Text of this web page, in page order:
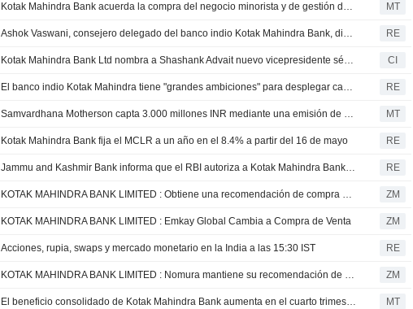
Kotak Mahindra Bank acuerda la compra del negocio minorista y de gestión de patrimonios de Deutsche Bank en la India MT
Ashok Vaswani, consejero delegado del banco indio Kotak Mahindra Bank, dimitirá por motivos personales RE
Kotak Mahindra Bank Ltd nombra a Shashank Advait nuevo vicepresidente sénior CI
El banco indio Kotak Mahindra tiene "grandes ambiciones" para desplegar capital y crecer, según su consejero delegado RE
Samvardhana Motherson capta 3.000 millones INR mediante una emisión de pagarés de empresa suscrita por Kotak Mahindra Bank MT
Kotak Mahindra Bank fija el MCLR a un año en el 8.4% a partir del 16 de mayo RE
Jammu and Kashmir Bank informa que el RBI autoriza a Kotak Mahindra Bank a adquirir una participación agregada de hasta el 9.99% en la entidad RE
KOTAK MAHINDRA BANK LIMITED : Obtiene una recomendación de compra de Avendus Spark ZM
KOTAK MAHINDRA BANK LIMITED : Emkay Global Cambia a Compra de Venta ZM
Acciones, rupia, swaps y mercado monetario en la India a las 15:30 IST RE
KOTAK MAHINDRA BANK LIMITED : Nomura mantiene su recomendación de compra ZM
El beneficio consolidado de Kotak Mahindra Bank aumenta en el cuarto trimestre fiscal MT